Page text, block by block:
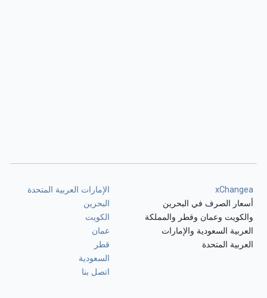
xChangea
أسعار الصرف في البحرين
والكويت وعمان وقطر والمملكة
العربية السعودية والإمارات
العربية المتحدة
الإمارات العربية المتحدة
البحرين
الكويت
عمان
قطر
السعودية
اتصل بنا